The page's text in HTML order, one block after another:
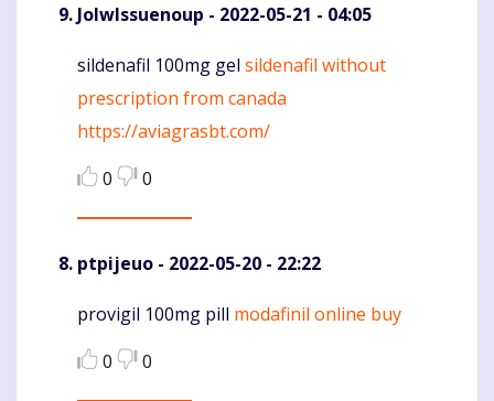
JolwIssuenoup - 2022-05-21 - 04:05
Komentaras
sildenafil 100mg gel sildenafil without
prescription from canada
https://aviagrasbt.com/
0
0
ptpijeuo - 2022-05-20 - 22:22
Komentaras
provigil 100mg pill modafinil online buy
0
0